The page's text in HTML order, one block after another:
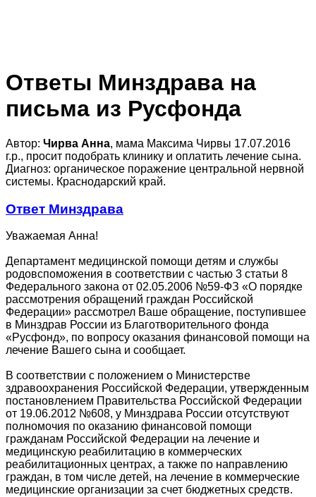
Ответы Минздрава на
письма из Русфонда
Автор: Чирва Анна, мама Максима Чирвы 17.07.2016
г.р., просит подобрать клинику и оплатить лечение сына.
Диагноз: органическое поражение центральной нервной
системы. Краснодарский край.
Ответ Минздрава
Уважаемая Анна!
Департамент медицинской помощи детям и службы
родовспоможения в соответствии с частью 3 статьи 8
Федерального закона от 02.05.2006 №59-ФЗ «О порядке
рассмотрения обращений граждан Российской
Федерации» рассмотрел Ваше обращение, поступившее
в Минздрав России из Благотворительного фонда
«Русфонд», по вопросу оказания финансовой помощи на
лечение Вашего сына и сообщает.
В соответствии с положением о Министерстве
здравоохранения Российской Федерации, утвержденным
постановлением Правительства Российской Федерации
от 19.06.2012 №608, у Минздрава России отсутствуют
полномочия по оказанию финансовой помощи
гражданам Российской Федерации на лечение и
медицинскую реабилитацию в коммерческих
реабилитационных центрах, а также по направлению
граждан, в том числе детей, на лечение в коммерческие
медицинские организации за счет бюджетных средств.